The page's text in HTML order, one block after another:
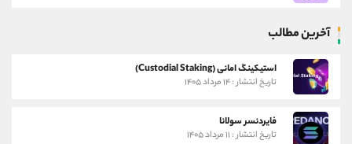
آخرین مطالب
استیکینگ امانی (Custodial Staking)
تاریخ انتشار : ۱۴ مرداد ۱۴۰۵
فایردنسر سولانا
تاریخ انتشار : ۱۱ مرداد ۱۴۰۵